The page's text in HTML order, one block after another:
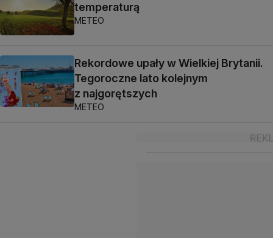
temperaturą
METEO
Rekordowe upały w Wielkiej Brytanii.
Tegoroczne lato kolejnym
z najgorętszych
METEO